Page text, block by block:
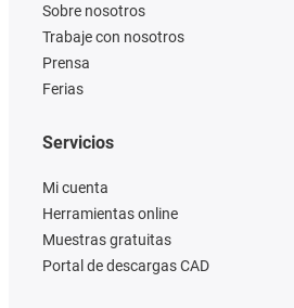
Sobre nosotros
Trabaje con nosotros
Prensa
Ferias
Servicios
Mi cuenta
Herramientas online
Muestras gratuitas
Portal de descargas CAD